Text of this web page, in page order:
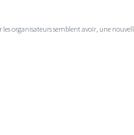
les organisateurs semblent avoir, une